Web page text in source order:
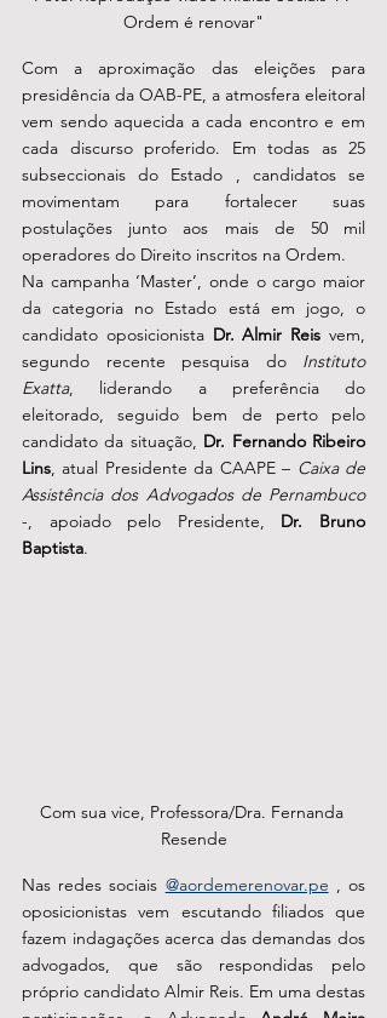
Ordem é renovar"
Com a aproximação das eleições para
presidência da OAB-PE, a atmosfera eleitoral
vem sendo aquecida a cada encontro e em
cada discurso proferido. Em todas as 25
subseccionais do Estado , candidatos se
movimentam para fortalecer suas
postulações junto aos mais de 50 mil
operadores do Direito inscritos na Ordem.
Na campanha ‘Master’, onde o cargo maior
da categoria no Estado está em jogo, o
candidato oposicionista Dr. Almir Reis vem,
segundo recente pesquisa do Instituto
Exatta, liderando a preferência do
eleitorado, seguido bem de perto pelo
candidato da situação, Dr. Fernando Ribeiro
Lins, atual Presidente da CAAPE – Caixa de
Assistência dos Advogados de Pernambuco
-, apoiado pelo Presidente, Dr. Bruno
Baptista.
Com sua vice, Professora/Dra. Fernanda
Resende
Nas redes sociais @aordemerenovar.pe , os
oposicionistas vem escutando filiados que
fazem indagações acerca das demandas dos
advogados, que são respondidas pelo
próprio candidato Almir Reis. Em uma destas